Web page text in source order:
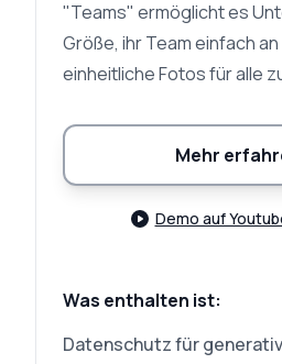
"Teams" ermöglicht es
Größe, ihr Team einfach
einheitliche Fotos für alle
Mehr
Demo auf
Was enthalten ist:
Datenschutz für